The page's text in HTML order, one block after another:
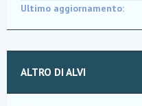
Ultimo aggiornamento
ALTRO DI ALVI